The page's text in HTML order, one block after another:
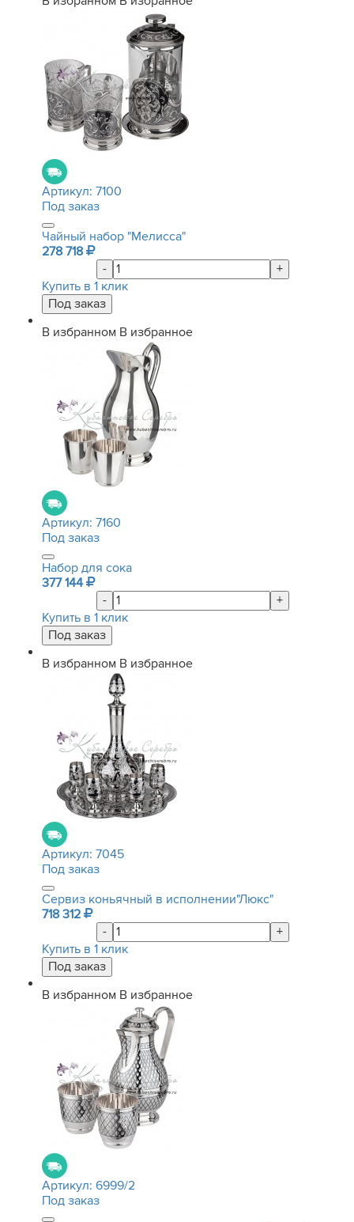
Артикул: 7100
Под заказ
Чайный набор "Мелисса"
278 718
-
+
Купить в 1 клик
В избранном В избранное
Артикул: 7160
Под заказ
Набор для сока
377 144
-
+
Купить в 1 клик
В избранном В избранное
Артикул: 7045
Под заказ
Сервиз коньячный в исполнении"Люкс"
718 312
-
+
Купить в 1 клик
В избранном В избранное
Артикул: 6999/2
Под заказ